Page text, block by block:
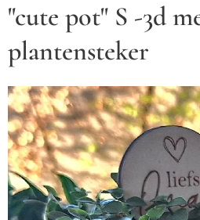
"cute pot" S -3d
plantensteker